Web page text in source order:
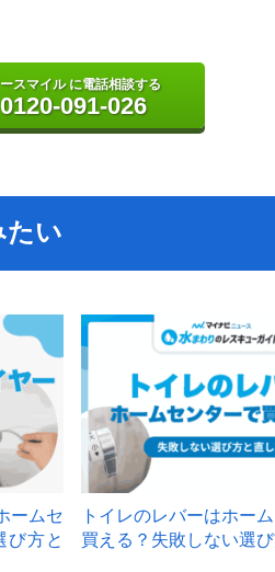
スマイル に電話相談する
0120-091-026
たい
ームセ
び方と
トイレのレバーはホー
買える？失敗しない選